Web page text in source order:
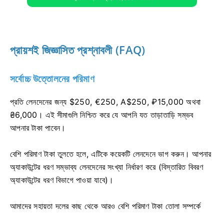
প্রায়শই জিজ্ঞাসিত প্রশ্নাবলী (FAQ)
সর্বোচ্চ উত্তোলনের পরিমাণ
প্রতি লেনদেনের জন্য $250, €250, A$250, ₽15,000 অথবা
₴6,000। এই সীমাগুলি নিশ্চিত করে যে আপনি যত তাড়াতাড়ি সম্ভব
আপনার টাকা পাবেন।
বেশি পরিমাণ টাকা তুলতে হলে, এটিকে কয়েকটি লেনদেনে ভাগ করুন। আপনার
অ্যাকাউন্টের ধরণ সম্ভাব্য লেনদেনের সংখ্যা নির্ধারণ করে (বিস্তারিত বিবরণ
অ্যাকাউন্টের ধরণ বিভাগে পাওয়া যাবে)।
আমাদের সহায়তা দলের কাছ থেকে আরও বেশি পরিমাণ টাকা তোলা সম্পর্কে